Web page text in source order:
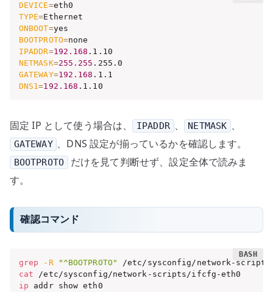
DEVICE=
TYPE=
ONBOOT=
BOOTPROTO=
IPADDR=192.168
NETMASK=255.255
GATEWAY=192.168
DNS1=192.168 .1.10
固定 IP として使う場合は、 IPADDR 、 NETMASK 、
GATEWAY 、DNS 設定が揃っているかを確認します。
BOOTPROTO
だけを見て判断せず、設定全体で読みま
す。
確認コマンド
grep -R
"^BOOTPROTO"
cat
ip